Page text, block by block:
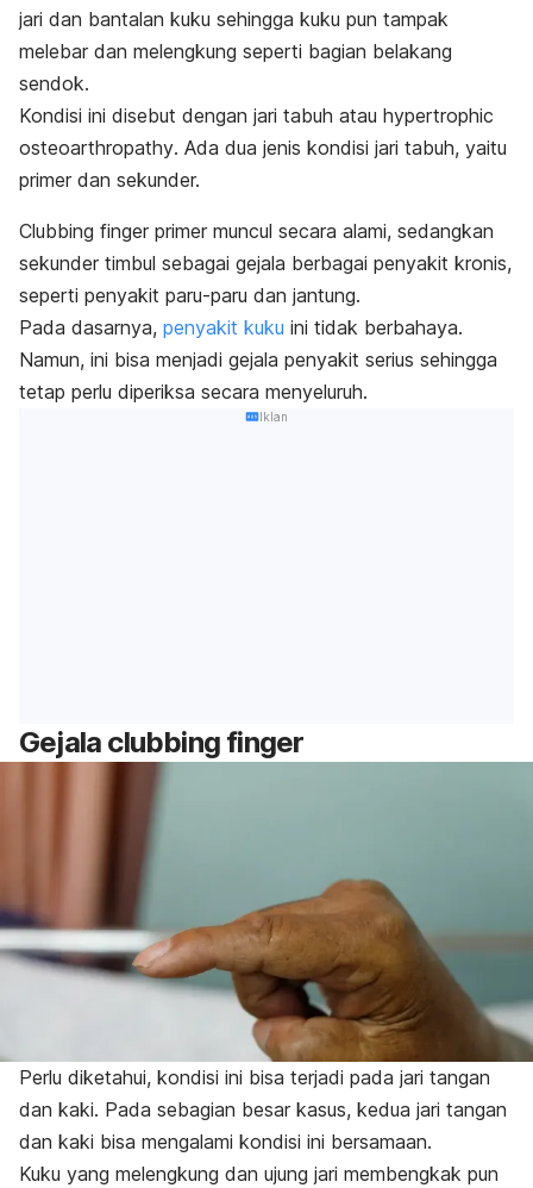
jari dan bantalan kuku sehingga kuku pun tampak
melebar dan melengkung seperti bagian belakang
sendok.
Kondisi ini disebut dengan jari tabuh atau hypertrophic
osteoarthropathy. Ada dua jenis kondisi jari tabuh, yaitu
primer dan sekunder.
Clubbing finger primer muncul secara alami, sedangkan
sekunder timbul sebagai gejala berbagai penyakit kronis,
seperti penyakit paru-paru dan jantung.
Pada dasarnya, penyakit kuku ini tidak berbahaya.
Namun, ini bisa menjadi gejala penyakit serius sehingga
tetap perlu diperiksa secara menyeluruh.
Iklan
Gejala clubbing finger
Perlu diketahui, kondisi ini bisa terjadi pada jari tangan
dan kaki. Pada sebagian besar kasus, kedua jari tangan
dan kaki bisa mengalami kondisi ini bersamaan.
Kuku yang melengkung dan ujung jari membengkak pun